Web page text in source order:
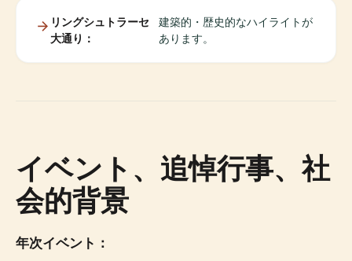
リングシュトラーセ
大通り：
建築的・歴史的なハイライトが
あります。
イベント、追悼行事、社
会的背景
年次イベント：